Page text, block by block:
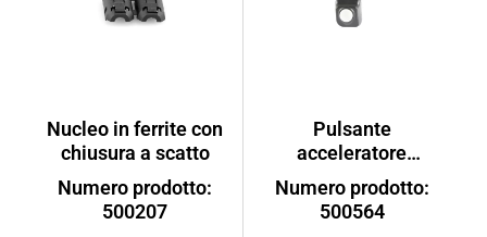
Nucleo in ferrite con
chiusura a scatto
Numero prodotto:
500207
Pulsante
acceleratore
assistenza alla
spinta FLYER Deluxe
e Premium
Numero prodotto:
500564